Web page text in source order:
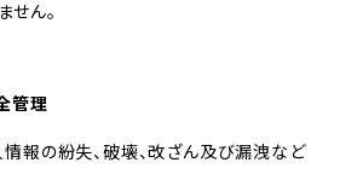
せん。
管理
情報の紛失、破壊、改ざん及び漏洩など